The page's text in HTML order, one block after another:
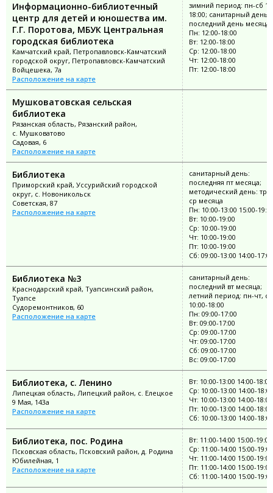
Информационно-библиотечный
центр для детей и юношества им.
Г.Г. Поротова, МБУК Центральная
городская библиотека
Камчатский край, Петропавловск-Камчатский
городской округ, Петропавловск-Камчатский
Войцешека, 7а
Расположение на карте
зимний период: пн-сб
18:00; санитарный день:
последний день месяца
Пн: 12:00-18:00
Вт: 12:00-18:00
Ср: 12:00-18:00
Чт: 12:00-18:00
Пт: 12:00-18:00
Мушковатовская сельская
библиотека
Рязанская область, Рязанский район,
с. Мушковатово
Садовая, 6
Расположение на карте
Библиотека
Приморский край, Уссурийский городской
округ, с. Новоникольск
Советская, 87
Расположение на карте
санитарный день:
последняя пт месяца;
методический день:
ср месяца
Пн: 10:00-13:00 15:00-
Вт: 10:00-19:00
Ср: 10:00-19:00
Чт: 10:00-19:00
Пт: 10:00-19:00
Сб: 09:00-13:00 14:00-17:00
Библиотека №3
Краснодарский край, Туапсинский район,
Туапсе
Судоремонтников, 60
Расположение на карте
санитарный день:
последний вт месяца;
летний период: пн-чт,
10:00-18:00
Пн: 09:00-17:00
Вт: 09:00-17:00
Ср: 09:00-17:00
Чт: 09:00-17:00
Сб: 09:00-17:00
Вс: 09:00-17:00
Библиотека, с. Ленино
Липецкая область, Липецкий район, с. Елецкое
9 Мая, 143а
Расположение на карте
Вт: 10:00-13:00 14:00-18:00
Ср: 10:00-13:00 14:00-18:00
Чт: 10:00-13:00 14:00-18:00
Пт: 10:00-13:00 14:00-18:00
Сб: 10:00-13:00 14:00-18:00
Библиотека, пос. Родина
Псковская область, Псковский район, д. Родина
Юбилейная, 1
Расположение на карте
Вт: 11:00-14:00 15:00-19:00
Ср: 11:00-14:00 15:00-19:00
Чт: 11:00-14:00 15:00-19:00
Пт: 11:00-14:00 15:00-19:00
Сб: 11:00-14:00 15:00-19:00